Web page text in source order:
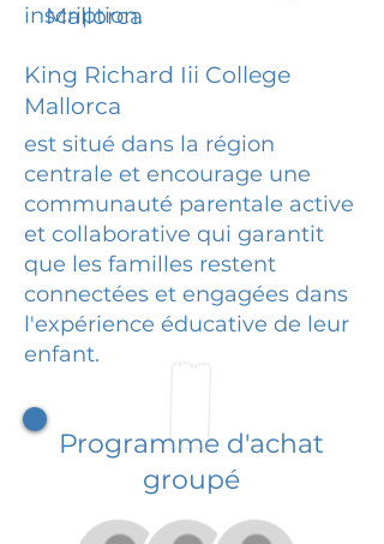
inscription.
Mallorca
King Richard Iii College
Mallorca
est situé dans la région
centrale et encourage une
communauté parentale active
et collaborative qui garantit
que les familles restent
connectées et engagées dans
l'expérience éducative de leur
enfant.
Programme d'achat
groupé